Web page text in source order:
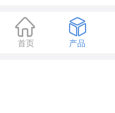

首页

产品